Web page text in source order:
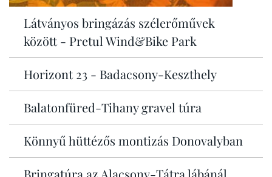
Látványos bringázás szélerőművek
között - Pretul Wind&Bike Park
Horizont 23 - Badacsony-Keszthely
Balatonfüred-Tihany gravel túra
Könnyű hüttézős montizás Donovalyban
Bringatúra az Alacsony-Tátra lábánál,